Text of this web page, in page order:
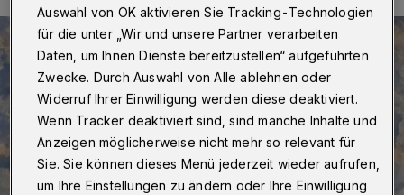
Auswahl von OK aktivieren Sie Tracking-Technologien
für die unter „Wir und unsere Partner verarbeiten
Daten, um Ihnen Dienste bereitzustellen“ aufgeführten
Zwecke. Durch Auswahl von Alle ablehnen oder
Widerruf Ihrer Einwilligung werden diese deaktiviert.
Wenn Tracker deaktiviert sind, sind manche Inhalte und
Anzeigen möglicherweise nicht mehr so relevant für
Sie. Sie können dieses Menü jederzeit wieder aufrufen,
um Ihre Einstellungen zu ändern oder Ihre Einwilligung